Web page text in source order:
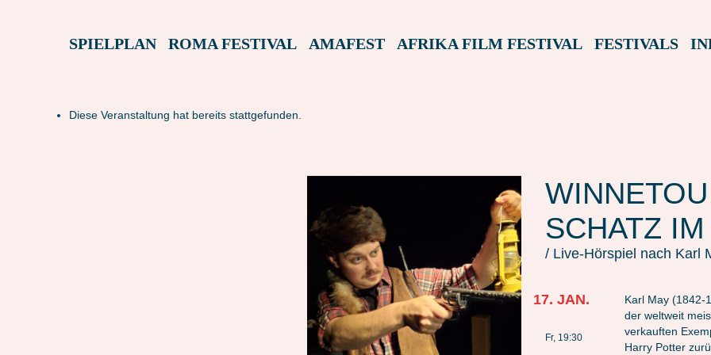
SPIELPLAN ROMA FESTIVAL AMAFEST AFRIKA FILM FESTIVAL FESTIVALS
Diese Veranstaltung hat bereits stattgefunden.
SCHATZ
/ Live-Hörspiel nach Karl
17. JAN.
Fr, 19:30
Karl May (1842-
der weltweit
verkauften
Harry Potter